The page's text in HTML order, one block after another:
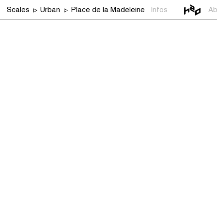
Scales Urban Place de la Madeleine Infos